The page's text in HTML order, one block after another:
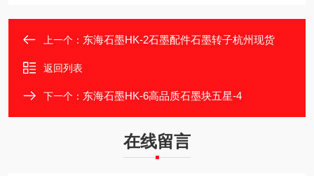
上一个： 东海石墨HK-2石墨配件石墨转子杭州现货
返回列表
下一个： 东海石墨HK-6高品质石墨块五星-4
在线留言